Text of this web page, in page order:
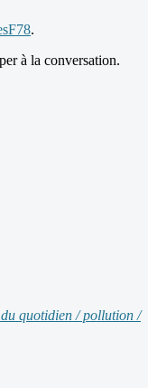
.
à la conversation.
quotidien / pollution /